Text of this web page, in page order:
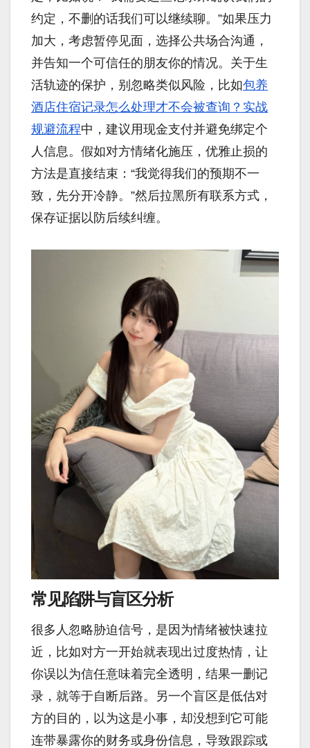
约定，不删的话我们可以继续聊。”如果压力
加大，考虑暂停见面，选择公共场合沟通，
并告知一个可信任的朋友你的情况。关于生
活轨迹的保护，别忽略类似风险，比如包养
酒店住宿记录怎么处理才不会被查询？实战
规避流程中，建议用现金支付并避免绑定个
人信息。假如对方情绪化施压，优雅止损的
方法是直接结束：“我觉得我们的预期不一
致，先分开冷静。”然后拉黑所有联系方式，
保存证据以防后续纠缠。
常见陷阱与盲区分析
很多人忽略胁迫信号，是因为情绪被快速拉
近，比如对方一开始就表现出过度热情，让
你误以为信任意味着完全透明，结果一删记
录，就等于自断后路。另一个盲区是低估对
方的目的，以为这是小事，却没想到它可能
连带暴露你的财务或身份信息，导致跟踪或